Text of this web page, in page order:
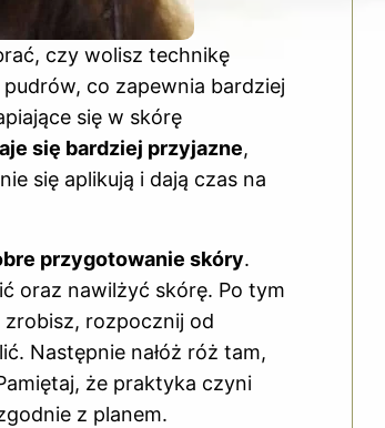
czy wolisz technikę
co zapewnia bardziej
się w skórę
się bardziej przyjazne,
się aplikują i dają czas na
przygotowanie skóry.
oraz nawilżyć skórę. Po tym
zrobisz, rozpocznij od
Następnie nałóż róż tam,
że praktyka czyni
z planem.